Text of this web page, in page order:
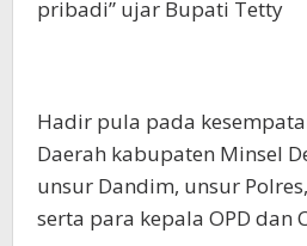
pribadi” ujar Bupati Tetty
Hadir pula pada
Daerah kabupaten Minsel
unsur Dandim, unsur
serta para kepala OPD dan